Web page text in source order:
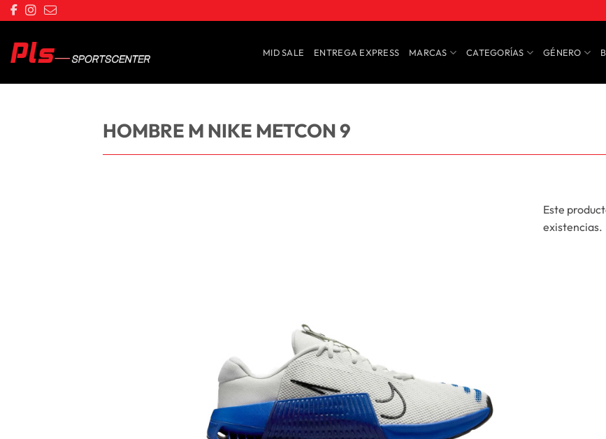
Saltar
al
contenido
MID SALE ENTREGA EXPRESS MARCAS CATEGORÍAS GÉNERO
HOMBRE M NIKE METCON 9
Este
existencias.